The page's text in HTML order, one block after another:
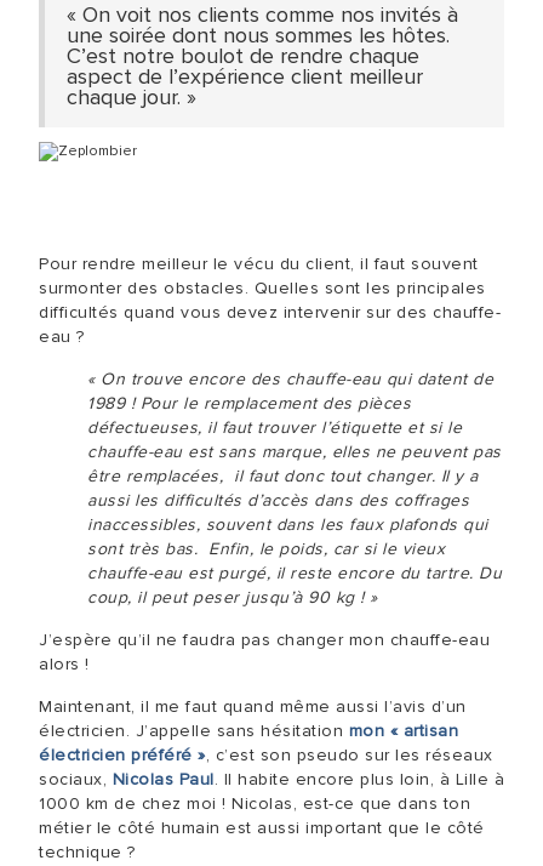
« On voit nos clients comme nos invités à
une soirée dont nous sommes les hôtes.
C’est notre boulot de rendre chaque
aspect de l’expérience client meilleur
chaque jour. »
Pour rendre meilleur le vécu du client, il faut souvent
surmonter des obstacles. Quelles sont les principales
difficultés quand vous devez intervenir sur des chauffe-
eau ?
« On trouve encore des chauffe-eau qui datent de
1989 ! Pour le remplacement des pièces
défectueuses, il faut trouver l’étiquette et si le
chauffe-eau est sans marque, elles ne peuvent pas
être remplacées, il faut donc tout changer. Il y a
aussi les difficultés d’accès dans des coffrages
inaccessibles, souvent dans les faux plafonds qui
sont très bas. Enfin, le poids, car si le vieux
chauffe-eau est purgé, il reste encore du tartre. Du
coup, il peut peser jusqu’à 90 kg ! »
J’espère qu’il ne faudra pas changer mon chauffe-eau
alors !
Maintenant, il me faut quand même aussi l’avis d’un
électricien. J’appelle sans hésitation mon « artisan
électricien préféré », c’est son pseudo sur les réseaux
sociaux, Nicolas Paul. Il habite encore plus loin, à Lille à
1000 km de chez moi ! Nicolas, est-ce que dans ton
métier le côté humain est aussi important que le côté
technique ?